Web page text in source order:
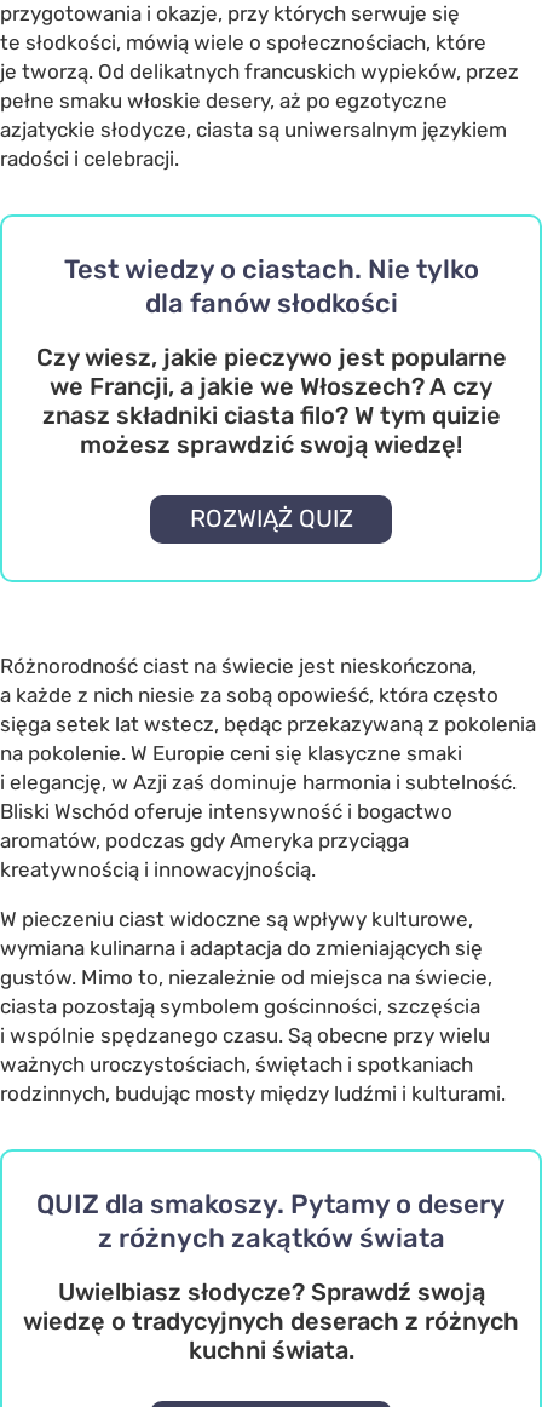
przygotowania i okazje, przy których serwuje się
te słodkości, mówią wiele o społecznościach, które
je tworzą. Od delikatnych francuskich wypieków, przez
pełne smaku włoskie desery, aż po egzotyczne
azjatyckie słodycze, ciasta są uniwersalnym językiem
radości i celebracji.
Test wiedzy o ciastach. Nie tylko
dla fanów słodkości
Czy wiesz, jakie pieczywo jest popularne
we Francji, a jakie we Włoszech? A czy
znasz składniki ciasta filo? W tym quizie
możesz sprawdzić swoją wiedzę!
ROZWIĄŻ QUIZ
Różnorodność ciast na świecie jest nieskończona,
a każde z nich niesie za sobą opowieść, która często
sięga setek lat wstecz, będąc przekazywaną z pokolenia
na pokolenie. W Europie ceni się klasyczne smaki
i elegancję, w Azji zaś dominuje harmonia i subtelność.
Bliski Wschód oferuje intensywność i bogactwo
aromatów, podczas gdy Ameryka przyciąga
kreatywnością i innowacyjnością.
W pieczeniu ciast widoczne są wpływy kulturowe,
wymiana kulinarna i adaptacja do zmieniających się
gustów. Mimo to, niezależnie od miejsca na świecie,
ciasta pozostają symbolem gościnności, szczęścia
i wspólnie spędzanego czasu. Są obecne przy wielu
ważnych uroczystościach, świętach i spotkaniach
rodzinnych, budując mosty między ludźmi i kulturami.
QUIZ dla smakoszy. Pytamy o desery
z różnych zakątków świata
Uwielbiasz słodycze? Sprawdź swoją
wiedzę o tradycyjnych deserach z różnych
kuchni świata.